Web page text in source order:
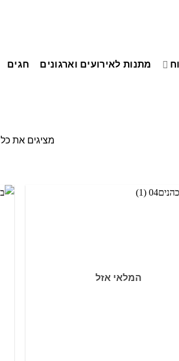
מתנות לאירועים וארגונים חגים
מציגים את כל ⁦11⁩ התוצאות
המלאי אזל